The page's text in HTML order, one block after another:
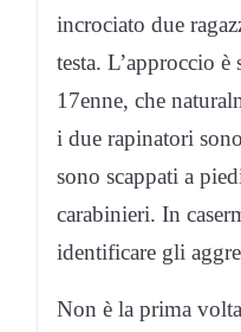
incrociato due
testa. L’approccio
17enne, che
i due rapinatori
sono scappati a
carabinieri. In
identificare gli
Non è la prima